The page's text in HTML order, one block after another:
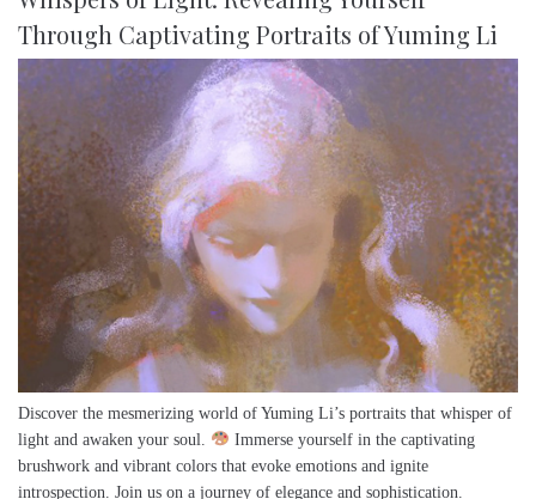
Through Captivating Portraits of Yuming Li
Discover the mesmerizing world of Yuming Li’s portraits that whisper of
light and awaken your soul.
Immerse yourself in the captivating
brushwork and vibrant colors that evoke emotions and ignite
introspection. Join us on a journey of elegance and sophistication.